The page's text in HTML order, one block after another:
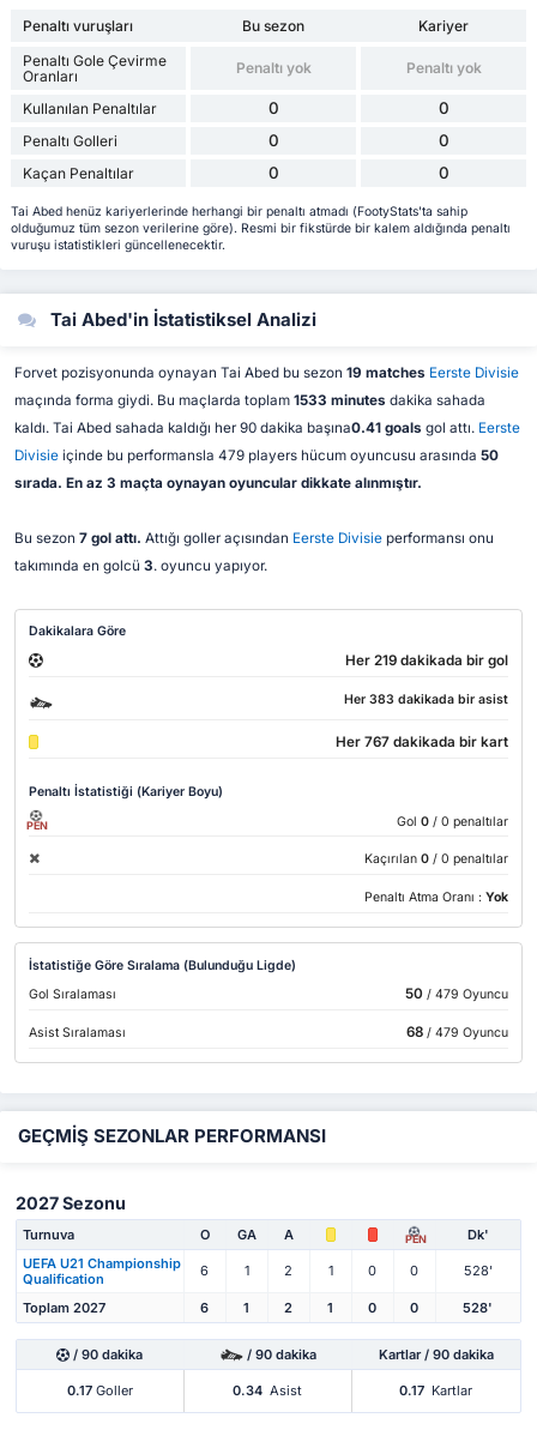
Penaltı vuruşları Bu sezon
Kariyer
Penaltı Gole Çevirme
Oranları
Penaltı yok Penaltı yok
Kullanılan Penaltılar 0 0
Penaltı Golleri 0 0
Kaçan Penaltılar 0 0
Tai Abed henüz kariyerlerinde herhangi bir penaltı atmadı (FootyStats'ta sahip
olduğumuz tüm sezon verilerine göre). Resmi bir fikstürde bir kalem aldığında penaltı
vuruşu istatistikleri güncellenecektir.
Tai Abed'in İstatistiksel Analizi
Forvet pozisyonunda oynayan Tai Abed bu sezon 19 matches Eerste Divisie
maçında forma giydi. Bu maçlarda toplam 1533 minutes dakika sahada
kaldı. Tai Abed sahada kaldığı her 90 dakika başına0.41 goals gol attı. Eerste
Divisieiçinde bu performansla 479 players hücum oyuncusu arasında 50
sırada. En az 3 maçta oynayan oyuncular dikkate alınmıştır.
Bu sezon 7 gol attı. Attığı goller açısından Eerste Divisieperformansı onu
takımında en golcü 3. oyuncu yapıyor.
Dakikalara Göre
Her 219 dakikada bir gol
Her 383 dakikada bir asist
Her 767 dakikada bir kart
Penaltı İstatistiği (Kariyer Boyu)
PEN Gol 0 / 0 penaltılar
Kaçırılan 0 / 0 penaltılar
Penaltı Atma Oranı : Yok
İstatistiğe Göre Sıralama (Bulunduğu Ligde)
Gol Sıralaması
50 / 479 Oyuncu
Asist Sıralaması 68/ 479 Oyuncu
GEÇMİŞ SEZONLAR PERFORMANSI
2027 Sezonu
Turnuva O GA A PEN
Dk'
UEFA U21 Championship
Qualification
6 1 2 1 0 0 528'
Toplam 2027 6 1 2 1 0 0 528'
/ 90 dakika / 90 dakika Kartlar / 90 dakika
0.17Goller 0.34 Asist 0.17 Kartlar